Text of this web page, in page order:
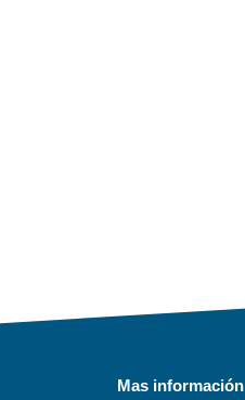
Mas información